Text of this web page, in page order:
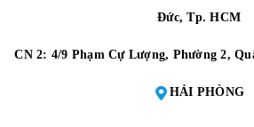
Đức, Tp. HCM
CN 2: 4/9 Phạm Cự Lượng, Phường 2,
HẢI PHÒNG